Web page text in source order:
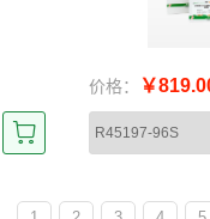
价格： ￥